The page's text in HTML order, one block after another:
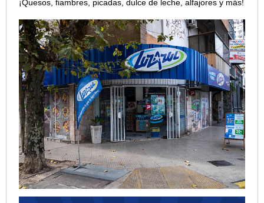
¡Quesos, fiambres, picadas, dulce de leche, alfajores y más!